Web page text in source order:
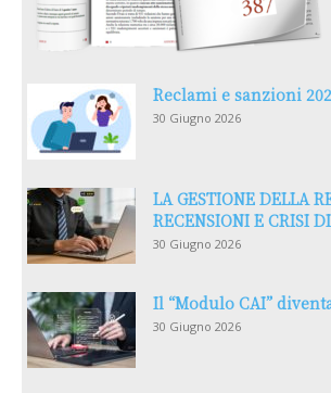
Reclami e sanzioni
30 Giugno 2026
LA GESTIONE DELLA
RECENSIONI E CRISI
30 Giugno 2026
Il “Modulo CAI”
30 Giugno 2026